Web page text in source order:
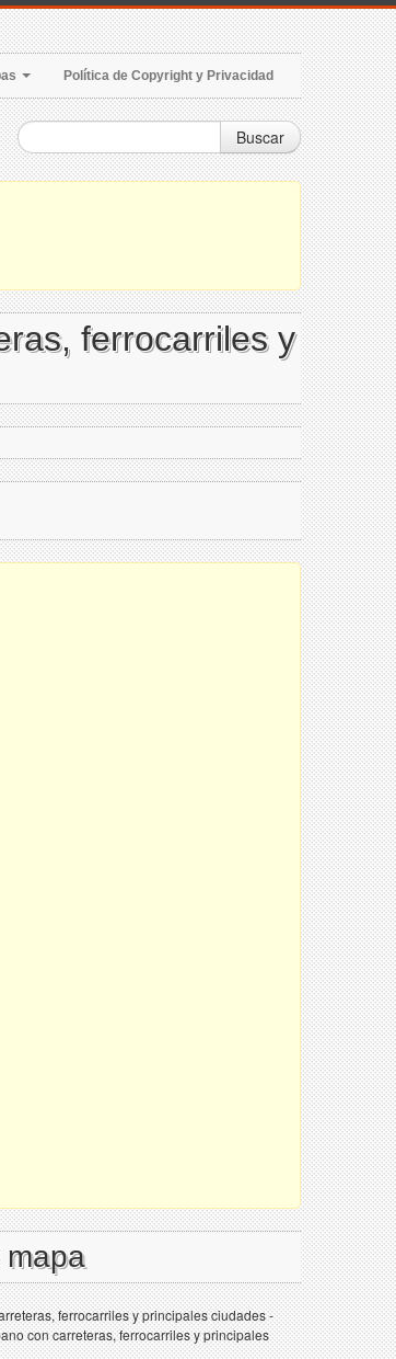
Política de Copyright y Privacidad
Buscar
ferrocarriles y
mapa
ferrocarriles y principales ciudades -
con carreteras, ferrocarriles y principales